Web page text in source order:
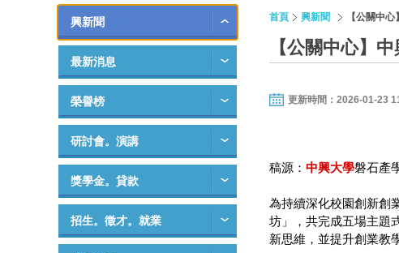
興新聞
最新消息
榮譽榜
研討會。演講
獎學金。貸款
招生。徵才。就業
首頁 興新聞 【公關中
【公關中心】
更新時間：2026-01-23
稿源： 中興大學磐石產
為持續深化校園創新創
坊」，共完成五場主題
新思維，並提升創業教